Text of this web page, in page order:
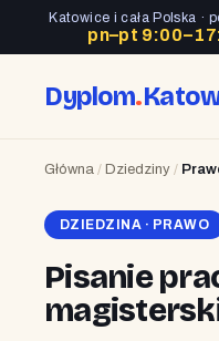
Katowice i cała Polska ·
pn–pt
Dyplom.
Główna / Dziedziny /
DZIEDZINA · PRAWO
Pisanie